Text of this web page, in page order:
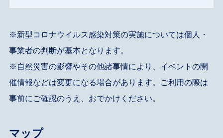
※新型コロナウイルス感染対策の実施については個人・
事業者の判断が基本となります。
※自然災害の影響やその他諸事情により、イベントの開
催情報などは変更になる場合があります。ご利用の際は
事前にご確認のうえ、おでかけください。
マップ